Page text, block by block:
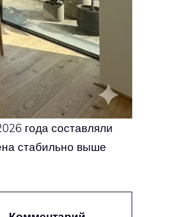
года составляли
стабильно выше